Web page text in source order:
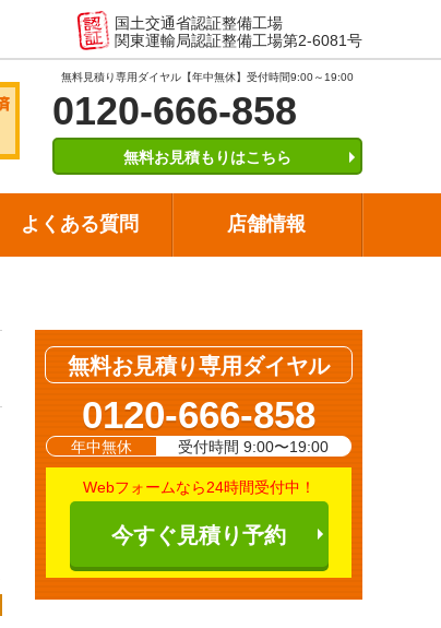
国土交通省認証整備工場
関東運輸局認証整備工場第2-6081号
無料見積り専用ダイヤル【年中無休】受付時間9:00～19:00
0120-666-858
無料お見積もりはこちら
よくある質問 店舗情報
無料お見積り専用ダイヤル
0120-666-858
年中無休 受付時間 9:00〜19:00
Webフォームなら24時間受付中！
今すぐ見積り予約